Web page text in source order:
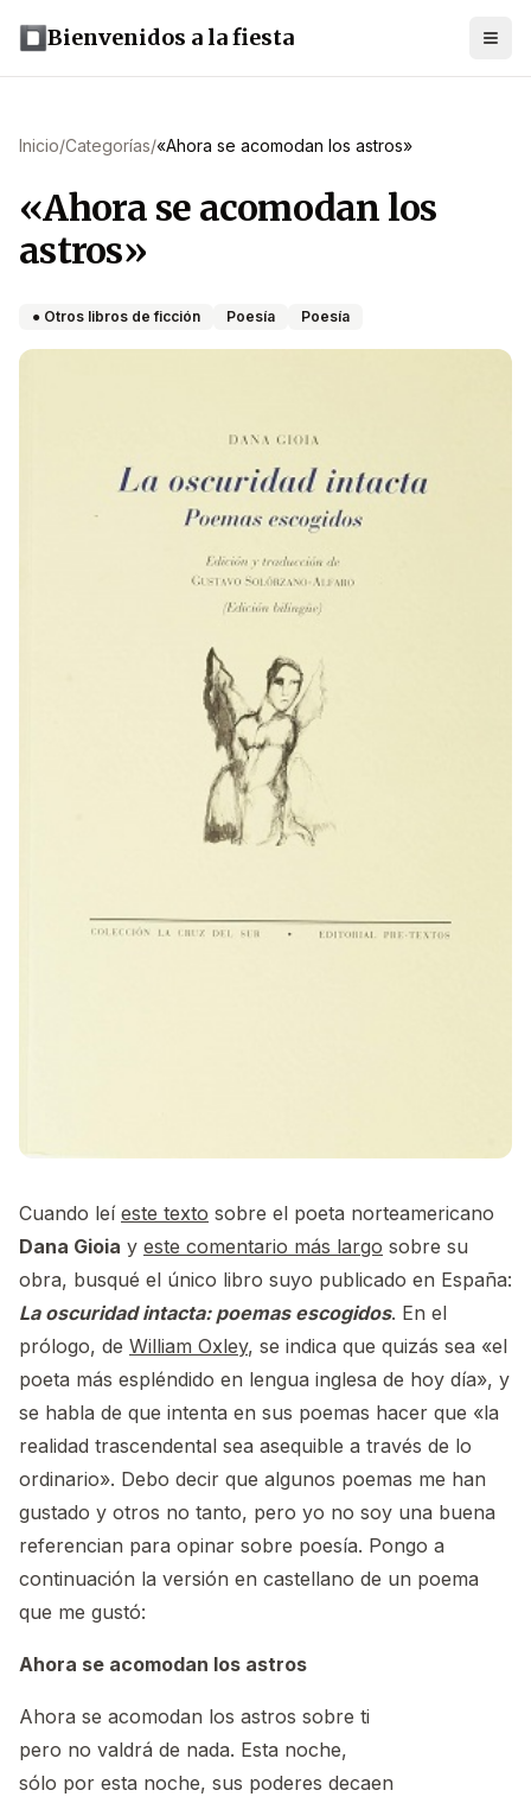
Bienvenidos a la fiesta
Inicio/Categorías/«Ahora se acomodan los astros»
«Ahora se acomodan los
astros»
● Otros libros de ficción Poesía Poesía
Cuando leí este texto sobre el poeta norteamericano
Dana Gioia y este comentario más largo sobre su
obra, busqué el único libro suyo publicado en España:
La oscuridad intacta: poemas escogidos. En el
prólogo, de William Oxley, se indica que quizás sea «el
poeta más espléndido en lengua inglesa de hoy día», y
se habla de que intenta en sus poemas hacer que «la
realidad trascendental sea asequible a través de lo
ordinario». Debo decir que algunos poemas me han
gustado y otros no tanto, pero yo no soy una buena
referencian para opinar sobre poesía. Pongo a
continuación la versión en castellano de un poema
que me gustó:
Ahora se acomodan los astros
Ahora se acomodan los astros sobre ti
pero no valdrá de nada. Esta noche,
sólo por esta noche, sus poderes decaen